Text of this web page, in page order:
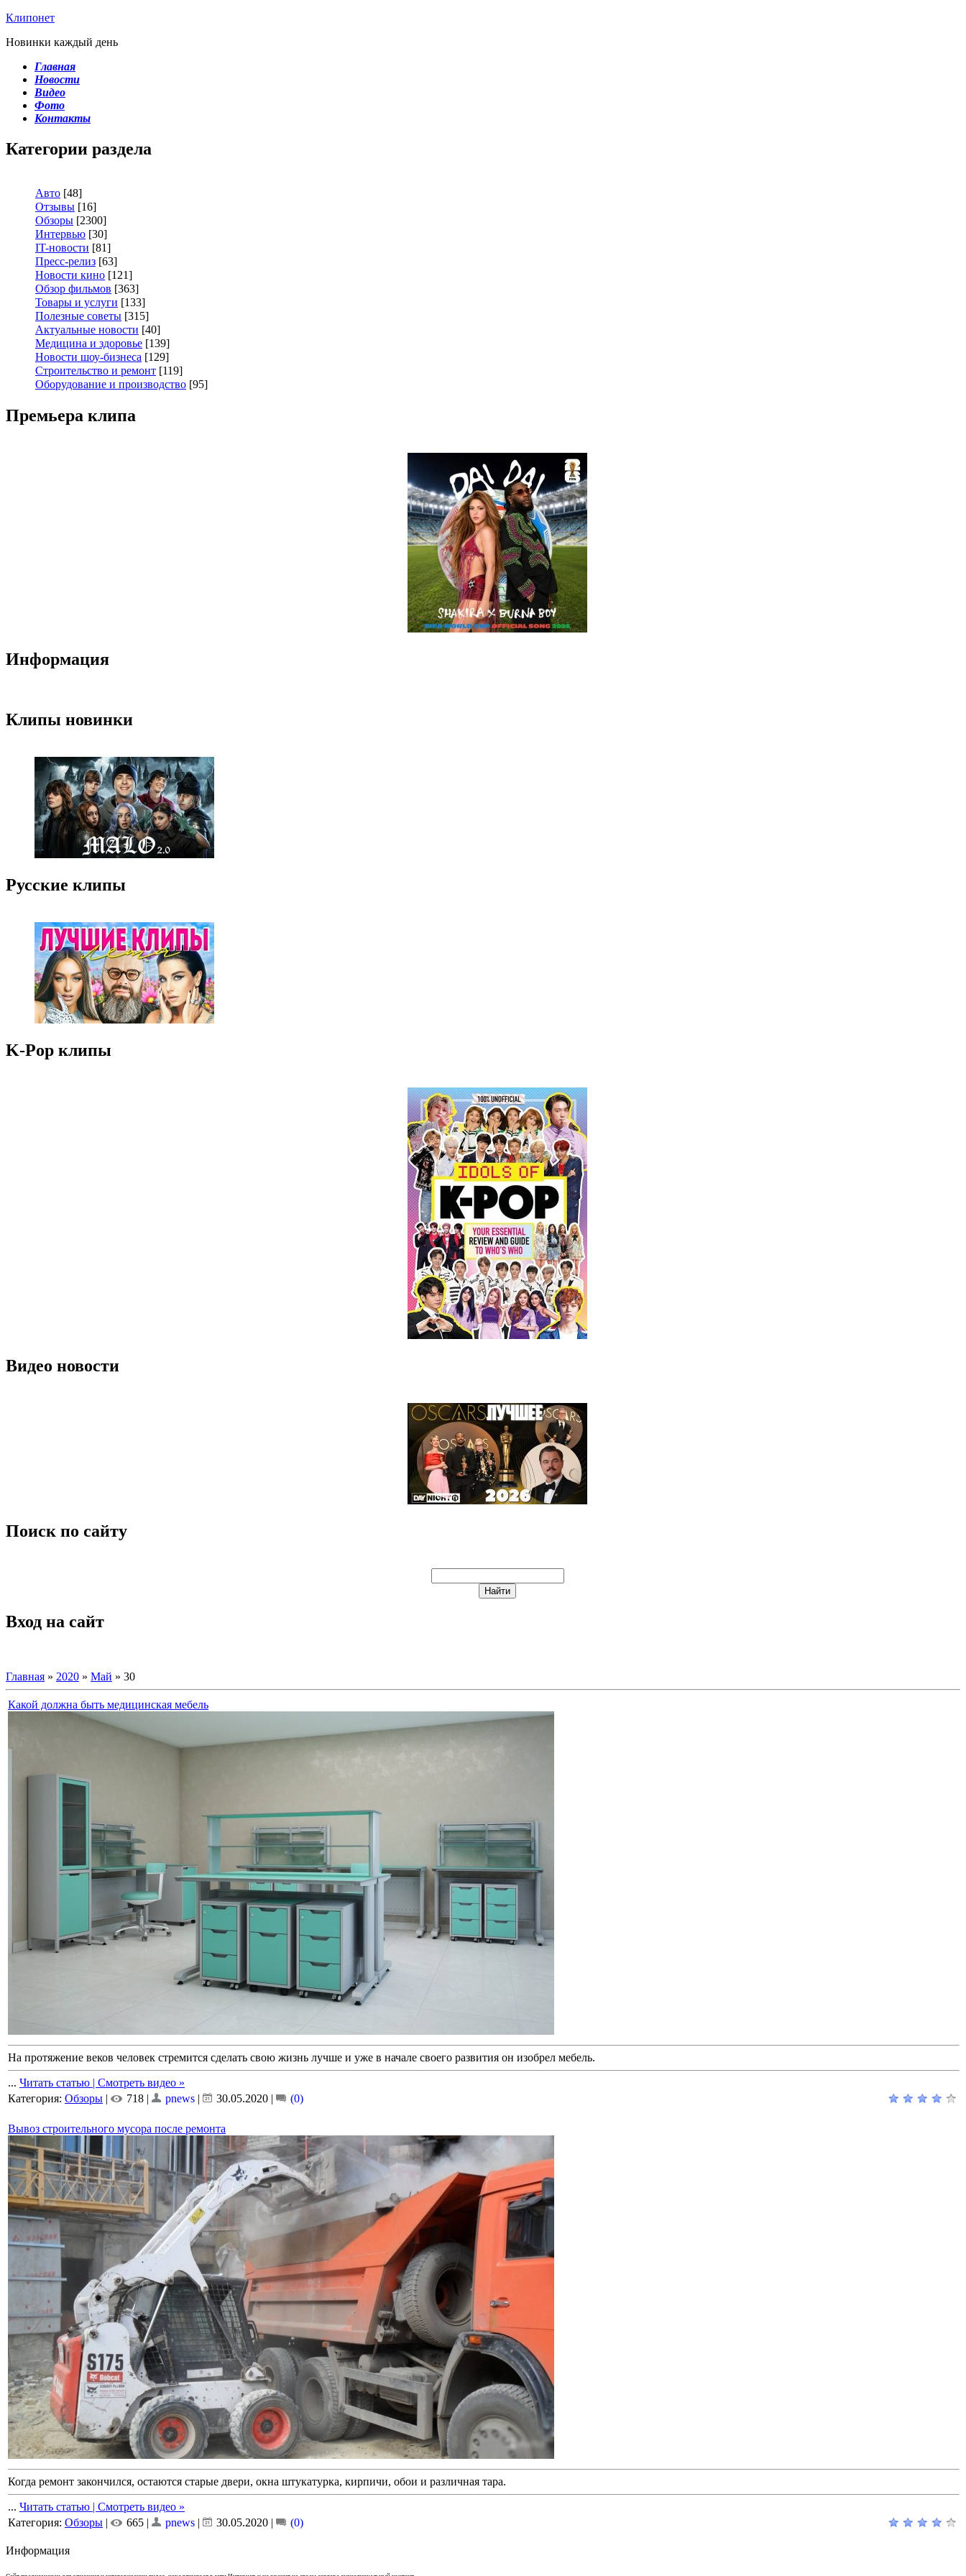
Клипонет
Новинки каждый день
Главная
Новости
Видео
Фото
Контакты
Категории раздела
Авто [48]
Отзывы [16]
Обзоры [2300]
Интервью [30]
IT-новости [81]
Пресс-релиз [63]
Новости кино [121]
Обзор фильмов [363]
Товары и услуги [133]
Полезные советы [315]
Актуальные новости [40]
Медицина и здоровье [139]
Новости шоу-бизнеса [129]
Строительство и ремонт [119]
Оборудование и производство [95]
Премьера клипа
Информация
Клипы новинки
Русские клипы
K-Pop клипы
Видео новости
Поиск по сайту
Вход на сайт
Главная » 2020 » Май » 30
Какой должна быть медицинская мебель
На протяжение веков человек стремится сделать свою жизнь лучше и уже в начале своего развития он изобрел мебель.
... Читать статью | Смотреть видео »
Категория: Обзоры | 718 | pnews | 30.05.2020 | (0)
Вывоз строительного мусора после ремонта
Когда ремонт закончился, остаются старые двери, окна штукатурка, кирпичи, обои и различная тара.
... Читать статью | Смотреть видео »
Категория: Обзоры | 665 | pnews | 30.05.2020 | (0)
Информация